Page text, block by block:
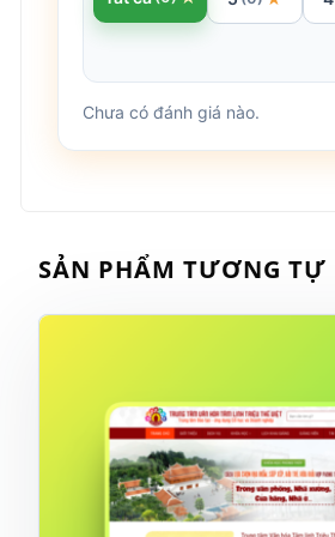
Chưa có đánh giá nào.
SẢN PHẨM TƯƠNG TỰ